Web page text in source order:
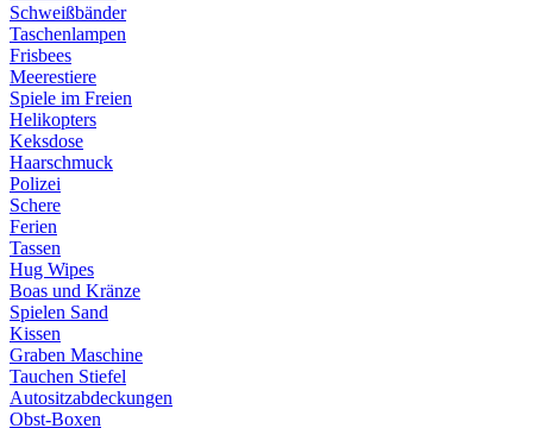
Schweißbänder
Taschenlampen
Frisbees
Meerestiere
Spiele im Freien
Helikopters
Keksdose
Haarschmuck
Polizei
Schere
Ferien
Tassen
Hug Wipes
Boas und Kränze
Spielen Sand
Kissen
Graben Maschine
Tauchen Stiefel
Autositzabdeckungen
Obst-Boxen